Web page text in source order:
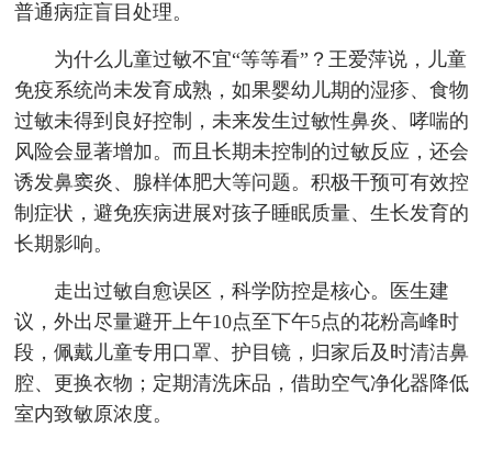
普通病症盲目处理。
为什么儿童过敏不宜“等等看”？王爱萍说，儿童
免疫系统尚未发育成熟，如果婴幼儿期的湿疹、食物
过敏未得到良好控制，未来发生过敏性鼻炎、哮喘的
风险会显著增加。而且长期未控制的过敏反应，还会
诱发鼻窦炎、腺样体肥大等问题。积极干预可有效控
制症状，避免疾病进展对孩子睡眠质量、生长发育的
长期影响。
走出过敏自愈误区，科学防控是核心。医生建
议，外出尽量避开上午10点至下午5点的花粉高峰时
段，佩戴儿童专用口罩、护目镜，归家后及时清洁鼻
腔、更换衣物；定期清洗床品，借助空气净化器降低
室内致敏原浓度。